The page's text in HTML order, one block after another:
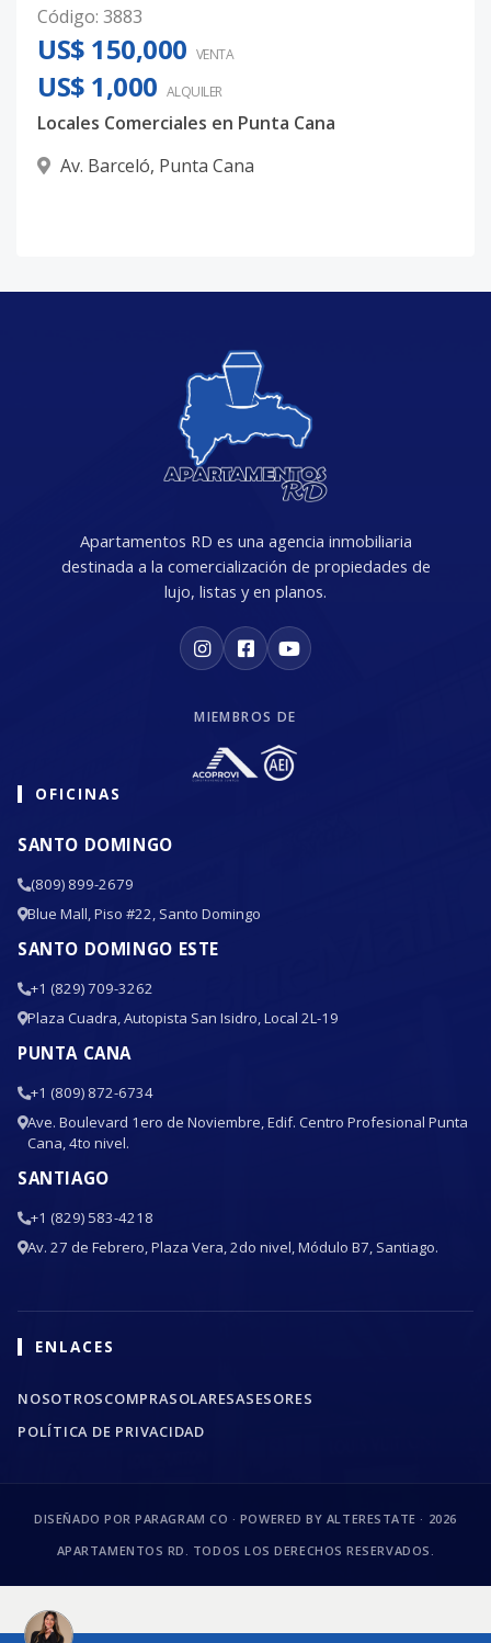
Código: 3883
US$ 150,000 VENTA
US$ 1,000 ALQUILER
Locales Comerciales en Punta Cana
Av. Barceló, Punta Cana
Apartamentos RD es una agencia inmobiliaria
destinada a la comercialización de propiedades de
lujo, listas y en planos.
MIEMBROS DE
OFICINAS
SANTO DOMINGO
(809) 899-2679
Blue Mall, Piso #22, Santo Domingo
SANTO DOMINGO ESTE
+1 (829) 709-3262
Plaza Cuadra, Autopista San Isidro, Local 2L-19
PUNTA CANA
+1 (809) 872-6734
Ave. Boulevard 1ero de Noviembre, Edif. Centro Profesional Punta
Cana, 4to nivel.
SANTIAGO
+1 (829) 583-4218
Av. 27 de Febrero, Plaza Vera, 2do nivel, Módulo B7, Santiago.
ENLACES
NOSOTROSCOMPRASOLARESASESORES
POLÍTICA DE PRIVACIDAD
DISEÑADO POR PARAGRAM CO · POWERED BY ALTERESTATE · 2026
APARTAMENTOS RD. TODOS LOS DERECHOS RESERVADOS.